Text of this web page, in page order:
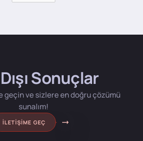
Sonuçlar
geçin ve sizlere en doğru çözümü
sunalım!
İLETIŞIME GEÇ